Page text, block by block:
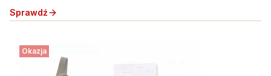
Sprawdź
Okazja